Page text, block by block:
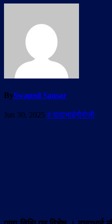
BySwapnil Sansar
Jun 30, 2025 # दादाभाईनौरोजी